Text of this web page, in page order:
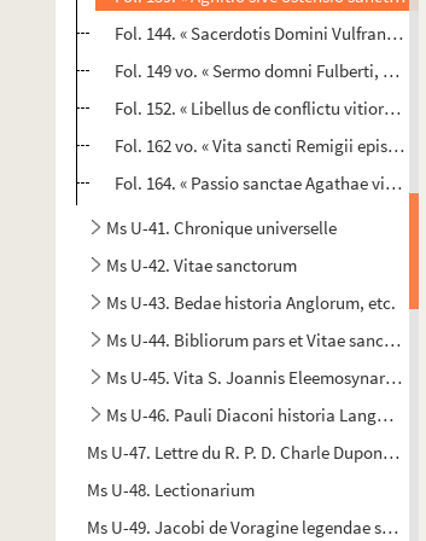
Fol. 144. « Sacerdotis Domini Vulfranni
Fol. 149 vo. « Sermo domni Fulberti,
Fol. 152. « Libellus de conflictu vitiorum
Fol. 162 vo. « Vita sancti Remigii
Fol. 164. « Passio sanctae Agathae
Ms U-41. Chronique universelle
Ms U-42. Vitae sanctorum
Ms U-43. Bedae historia Anglorum, etc.
Ms U-44. Bibliorum pars et Vitae sanctorum
Ms U-45. Vita S. Joannis Eleemosynarii, etc.
Ms U-46. Pauli Diaconi historia
Ms U-47. Lettre du R. P. D. Charle Dupont,
Ms U-48. Lectionarium
Ms U-49. Jacobi de Voragine legendae